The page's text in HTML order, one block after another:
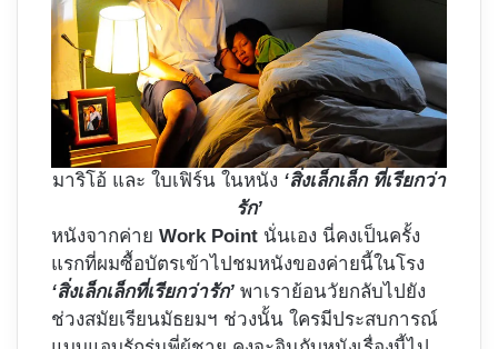
มาริโอ้ และ ใบเฟิร์น ในหนัง ‘สิ่งเล็กเล็ก ที่เรียกว่า
รัก’
หนังจากค่าย Work Point นั่นเอง นี่คงเป็นครั้ง
แรกที่ผมซื้อบัตรเข้าไปชมหนังของค่ายนี้ในโรง
‘สิ่งเล็กเล็กที่เรียกว่ารัก’ พาเราย้อนวัยกลับไปยัง
ช่วงสมัยเรียนมัธยมฯ ช่วงนั้น ใครมีประสบการณ์